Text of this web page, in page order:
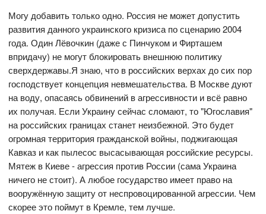
Могу добавить только одно. Россия не может допустить
развития данного украинского кризиса по сценарию 2004
года. Один Лёвочкин (даже с Пинчуком и Фирташем
впридачу) не могут блокировать внешнюю политику
сверхдержавы.Я знаю, что в российских верхах до сих пор
господствует концепция невмешательства. В Москве дуют
на воду, опасаясь обвинений в агрессивности и всё равно
их получая. Если Украину сейчас сломают, то "Югославия"
на российских границах станет неизбежной. Это будет
огромная территория гражданской войны, поджигающая
Кавказ и как пылесос высасывающая российские ресурсы.
Мятеж в Киеве - агрессия против России (сама Украина
ничего не стоит). А любое государство имеет право на
вооружённую защиту от неспровоцированной агрессии. Чем
скорее это поймут в Кремле, тем лучше.